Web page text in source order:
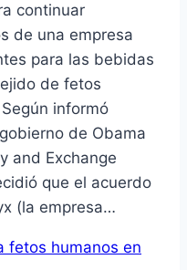
continuar
de una empresa
para las bebidas
de fetos
informó
de Obama
and Exchange
que el acuerdo
(la empresa…
fetos humanos en